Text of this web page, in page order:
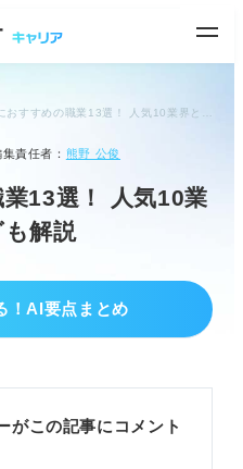
責任者： 熊野 公俊
13選！ 人気10業
解説
！AI要点まとめ
ン能力が文系の大きな強
がこの記事にコメント